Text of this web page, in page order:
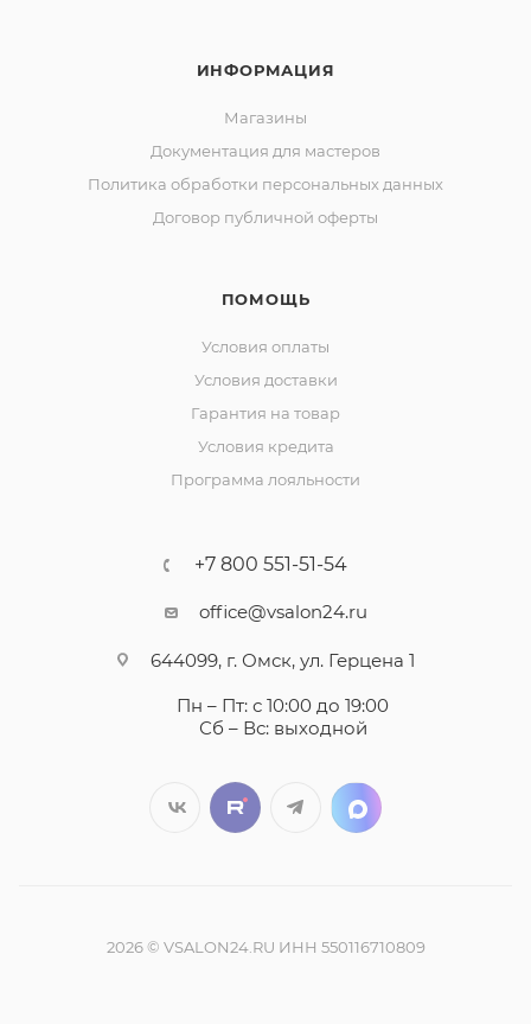
ИНФОРМАЦИЯ
Магазины
Документация для мастеров
Политика обработки персональных данных
Договор публичной оферты
ПОМОЩЬ
Условия оплаты
Условия доставки
Гарантия на товар
Условия кредита
Программа лояльности
+7 800 551-51-54
office@vsalon24.ru
644099, г. Омск, ул. Герцена 1
Пн – Пт: с 10:00 до 19:00
Сб – Вс: выходной
2026 © VSALON24.RU ИНН 550116710809